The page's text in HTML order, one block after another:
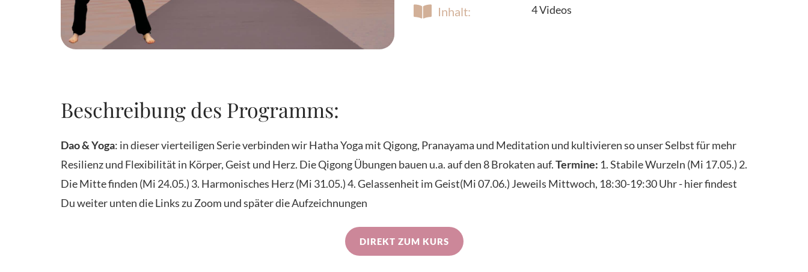
Inhalt: 4 Videos
Beschreibung des Programms:
Dao & Yoga: in dieser vierteiligen Serie verbinden wir Hatha Yoga mit Qigong, Pranayama und Meditation und kultivieren so unser Selbst für mehr
Resilienz und Flexibilität in Körper, Geist und Herz. Die Qigong Übungen bauen u.a. auf den 8 Brokaten auf.Termine: 1. Stabile Wurzeln (Mi 17.05.) 2.
Die Mitte finden (Mi 24.05.) 3. Harmonisches Herz (Mi 31.05.) 4. Gelassenheit im Geist(Mi 07.06.) Jeweils Mittwoch, 18:30-19:30 Uhr - hier findest
Du weiter unten die Links zu Zoom und später die Aufzeichnungen
DIREKT ZUM KURS